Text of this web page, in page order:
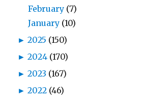
February (7)
January (10)
► 2025 (150)
► 2024 (170)
► 2023 (167)
► 2022 (46)